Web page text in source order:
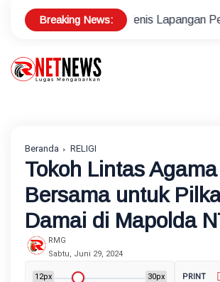
Breaking News:
Tenis Lapangan Peraih Medali di Ajang
Beranda RELIGI
Tokoh Lintas
Bersama untuk
Damai di Mapolda
RMG
Sabtu, Juni 29, 2024
12px 30px PRINT